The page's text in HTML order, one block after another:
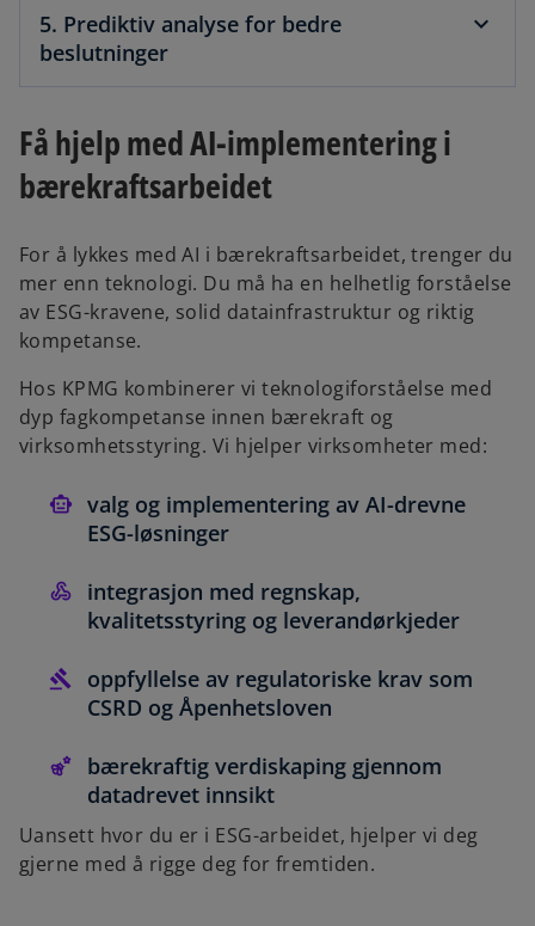
5. Prediktiv analyse for bedre
beslutninger
Få hjelp med AI-implementering i
bærekraftsarbeidet
For å lykkes med AI i bærekraftsarbeidet, trenger du
mer enn teknologi. Du må ha en helhetlig forståelse
av ESG-kravene, solid datainfrastruktur og riktig
kompetanse.
Hos KPMG kombinerer vi teknologiforståelse med
dyp fagkompetanse innen bærekraft og
virksomhetsstyring. Vi hjelper virksomheter med:
valg og implementering av AI-drevne
ESG-løsninger
integrasjon med regnskap,
kvalitetsstyring og leverandørkjeder
oppfyllelse av regulatoriske krav som
CSRD og Åpenhetsloven
bærekraftig verdiskaping gjennom
datadrevet innsikt
Uansett hvor du er i ESG-arbeidet, hjelper vi deg
gjerne med å rigge deg for fremtiden.